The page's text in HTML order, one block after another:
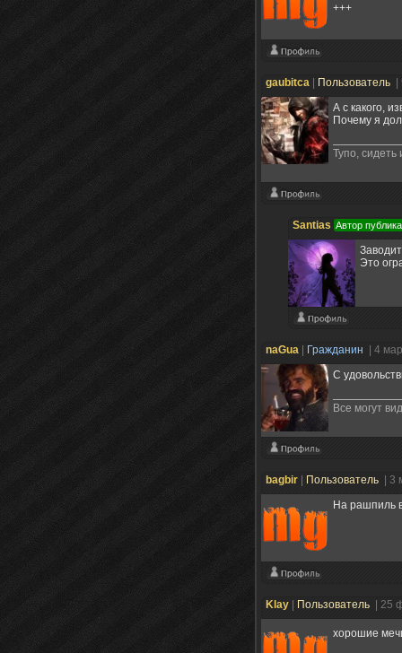
+++
gaubitca Пользователь
А с какого,
Почему я
Тупо, сидеть
Santias Автор
Это
naGua Гражданин
| 4
C
Все могут
bagbir Пользователь
| 3
На рашпиль
Klay Пользователь | 25
хорошие